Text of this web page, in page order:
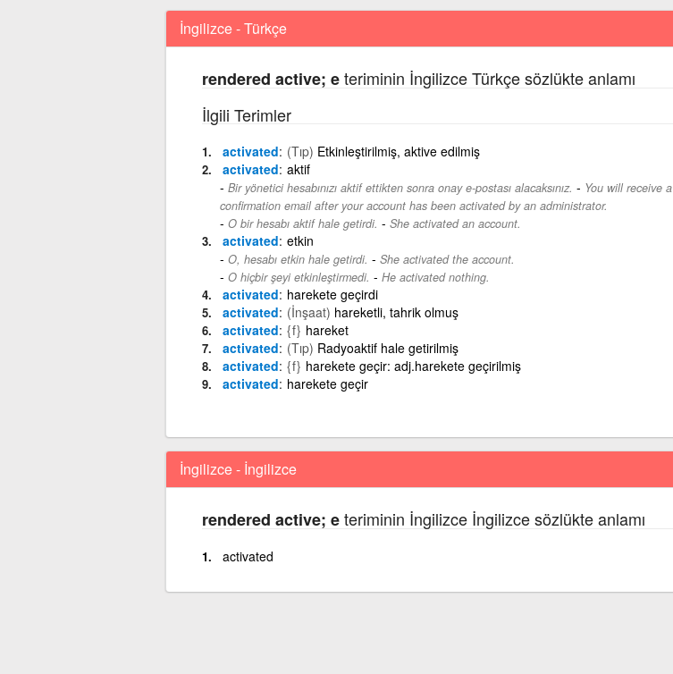
İngilizce - Türkçe
rendered active; eteriminin İngilizce Türkçe sözlükte anlamı
İlgili Terimler
activated (Tıp) Etkinleştirilmiş, aktive edilmiş
activated aktif
Bir yönetici hesabınızı aktif ettikten sonra onay e-postası alacaksınız. - You will receive a
confirmation email after your account has been activated by an administrator.
O bir hesabı aktif hale getirdi. - She activated an account.
activated etkin
O, hesabı etkin hale getirdi. - She activated the account.
O hiçbir şeyi etkinleştirmedi. - He activated nothing.
activated harekete geçirdi
activated (İnşaat) hareketli, tahrik olmuş
activated {f} hareket
activated (Tıp) Radyoaktif hale getirilmiş
activated {f} harekete geçir: adj.harekete geçirilmiş
activated harekete geçir
İngilizce - İngilizce
rendered active; eteriminin İngilizce İngilizce sözlükte anlamı
activated